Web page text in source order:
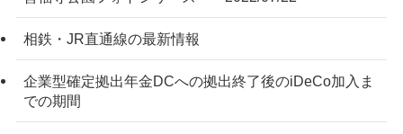
相鉄・JR直通線の最新情報
企業型確定拠出年金DCへの拠出終了後のiDeCo加入ま
での期間